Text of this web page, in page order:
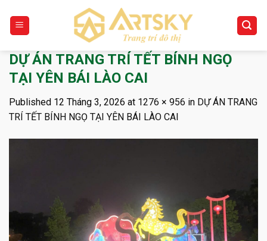
content
DỰ ÁN TRANG TRÍ TẾT BÍNH NGỌ
TẠI YÊN BÁI LÀO CAI
Published 12 Tháng 3, 2026 at 1276 × 956 in DỰ ÁN TRANG
TRÍ TẾT BÍNH NGỌ TẠI YÊN BÁI LÀO CAI